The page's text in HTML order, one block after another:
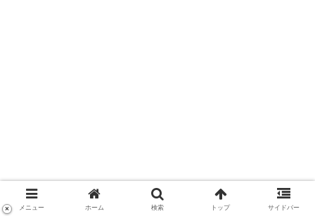
メニュー ホーム 検索 トップ サイドバー
×